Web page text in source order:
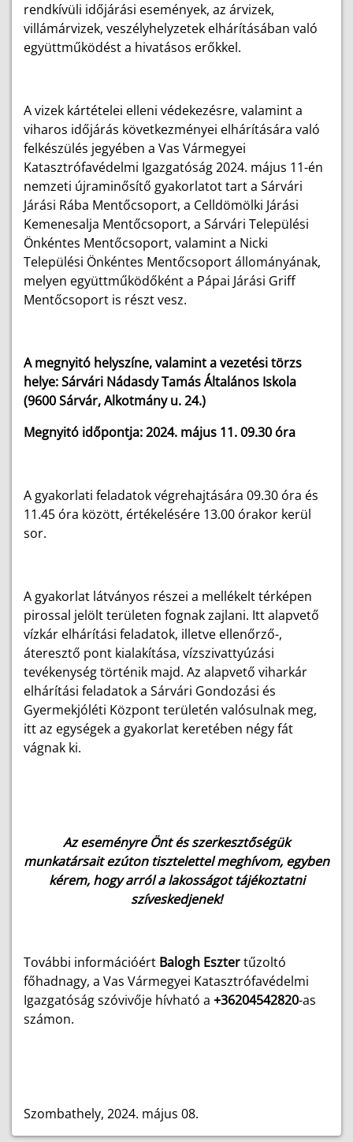
rendkívüli időjárási események, az árvizek,
villámárvizek, veszélyhelyzetek elhárításában való
együttműködést a hivatásos erőkkel.
A vizek kártételei elleni védekezésre, valamint a
viharos időjárás következményei elhárítására való
felkészülés jegyében a Vas Vármegyei
Katasztrófavédelmi Igazgatóság 2024. május 11-én
nemzeti újraminősítő gyakorlatot tart a Sárvári
Járási Rába Mentőcsoport, a Celldömölki Járási
Kemenesalja Mentőcsoport, a Sárvári Települési
Önkéntes Mentőcsoport, valamint a Nicki
Települési Önkéntes Mentőcsoport állományának,
melyen együttműködőként a Pápai Járási Griff
Mentőcsoport is részt vesz.
A megnyitó helyszíne, valamint a vezetési törzs
helye: Sárvári Nádasdy Tamás Általános Iskola
(9600 Sárvár, Alkotmány u. 24.)
Megnyitó időpontja: 2024. május 11. 09.30 óra
A gyakorlati feladatok végrehajtására 09.30 óra és
11.45 óra között, értékelésére 13.00 órakor kerül
sor.
A gyakorlat látványos részei a mellékelt térképen
pirossal jelölt területen fognak zajlani. Itt alapvető
vízkár elhárítási feladatok, illetve ellenőrző-,
áteresztő pont kialakítása, vízszivattyúzási
tevékenység történik majd. Az alapvető viharkár
elhárítási feladatok a Sárvári Gondozási és
Gyermekjóléti Központ területén valósulnak meg,
itt az egységek a gyakorlat keretében négy fát
vágnak ki.
Az eseményre Önt és szerkesztőségük
munkatársait ezúton tisztelettel meghívom, egyben
kérem, hogy arról a lakosságot tájékoztatni
szíveskedjenek!
További információért Balogh Esztertűzoltó
főhadnagy, a Vas Vármegyei Katasztrófavédelmi
Igazgatóság szóvivője hívható a +36204542820-as
számon.
Szombathely, 2024. május 08.